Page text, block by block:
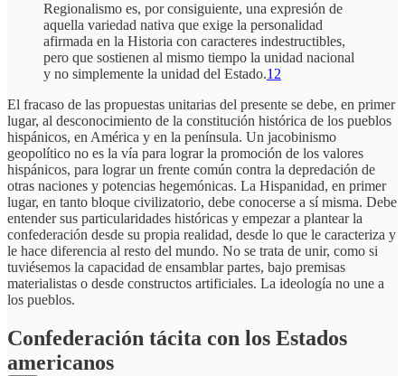
Regionalismo es, por consiguiente, una expresión de
aquella variedad nativa que exige la personalidad
afirmada en la Historia con caracteres indestructibles,
pero que sostienen al mismo tiempo la unidad nacional
y no simplemente la unidad del Estado.12
El fracaso de las propuestas unitarias del presente se debe, en primer
lugar, al desconocimiento de la constitución histórica de los pueblos
hispánicos, en América y en la península. Un jacobinismo
geopolítico no es la vía para lograr la promoción de los valores
hispánicos, para lograr un frente común contra la depredación de
otras naciones y potencias hegemónicas. La Hispanidad, en primer
lugar, en tanto bloque civilizatorio, debe conocerse a sí misma. Debe
entender sus particularidades históricas y empezar a plantear la
confederación desde su propia realidad, desde lo que le caracteriza y
le hace diferencia al resto del mundo. No se trata de unir, como si
tuviésemos la capacidad de ensamblar partes, bajo premisas
materialistas o desde constructos artificiales. La ideología no une a
los pueblos.
Confederación tácita con los Estados
americanos